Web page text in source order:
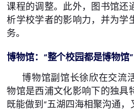
课程的调整。此外，图书馆还
析学校学者的影响力，并为学
务。
博物馆：“整个校园都是博物馆”
博物馆副馆长徐欣在交流
物馆是西浦文化影响下的独具
既能做到“五湖四海相聚沟通